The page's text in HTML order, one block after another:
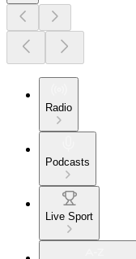
Radio
Podcasts
Live Sport